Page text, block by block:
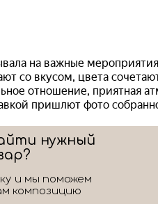
нужный
и мы поможем
композицию